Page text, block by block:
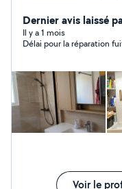
neuf.
Dernier avis laissé
Il y a 1 mois
Délai pour la réparation
Voir le